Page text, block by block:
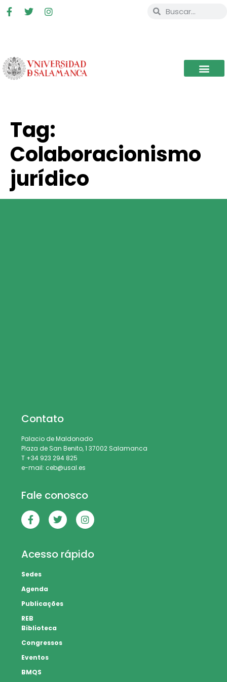
Tag:
Colaboracionismo
jurídico
Contato
Palacio de Maldonado
Plaza de San Benito, 1 37002 Salamanca
T +34 923 294 825
e-mail: ceb@usal.es
Fale conosco
Acesso rápido
Sedes
Agenda
Publicações
REB
Biblioteca
Congressos
Eventos
BMQS